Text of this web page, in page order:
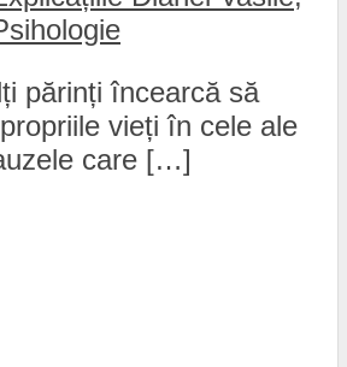
părinți încearcă să
vieți în cele ale
care […]